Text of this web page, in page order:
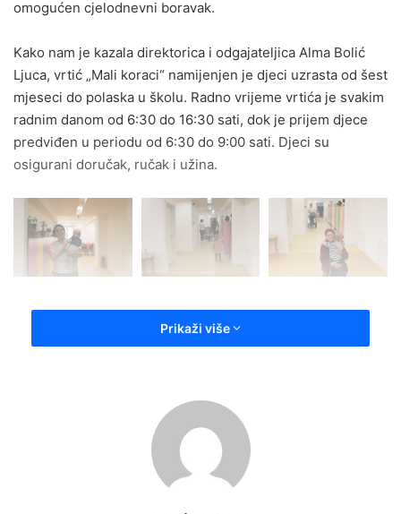
omogućen cjelodnevni boravak.
Kako nam je kazala direktorica i odgajateljica Alma Bolić
Ljuca, vrtić „Mali koraci“ namijenjen je djeci uzrasta od šest
mjeseci do polaska u školu. Radno vrijeme vrtića je svakim
radnim danom od 6:30 do 16:30 sati, dok je prijem djece
predviđen u periodu od 6:30 do 9:00 sati. Djeci su
osigurani doručak, ručak i užina.
„Nakon ove prve sedmice upoznavanja i adaptacije, od
sljedeće sedmice počinjemo sa realizacijom godišnjeg
njegove aktivnosti“, ističe Alma Bolić Ljuca.
Trenutno je u vrtić upisano 35 djece. Cijena cjelodnevnog
boravka za jedno dijete iznosi 300 KM. Za roditelje sa
Prikaži više